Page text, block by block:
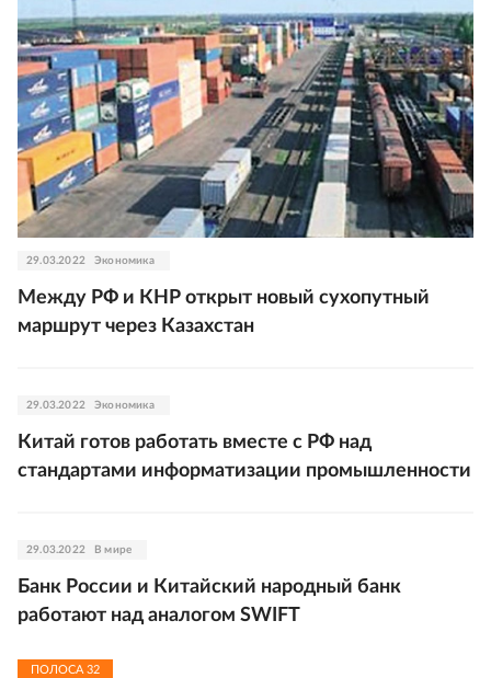
29.03.2022 Экономика
Между РФ и КНР открыт новый сухопутный
маршрут через Казахстан
29.03.2022 Экономика
Китай готов работать вместе с РФ над
стандартами информатизации промышленности
29.03.2022 В мире
Банк России и Китайский народный банк
работают над аналогом SWIFT
ПОЛОСА32